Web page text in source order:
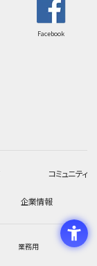
Facebook
コミュニティ
企業情報
業務用